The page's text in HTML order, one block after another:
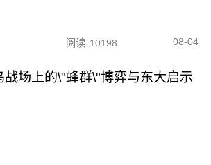
阅读 10198 08-04
战场上的\"蜂群\"博弈与东大启示